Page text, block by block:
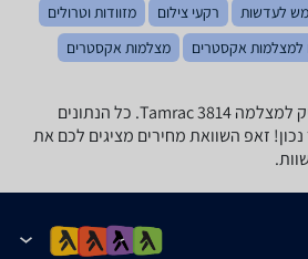
לעדשות רקעי צילום
מזוודות וטרולים
למצלמות אקסטרים
מצלמות אקסטרים
לפניכם מפרט טכני של תיק למצלמה Tamrac 3814. כל הנתונים
זאפ השוואת מחירים מציגים לכם את